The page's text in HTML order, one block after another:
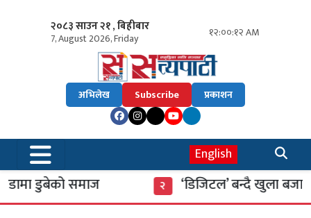
२०८३ साउन २१ , बिहीबार
7, August 2026, Friday १२:००:१२ AM
अभिलेख Subscribe प्रकाशन
English
डुबेको समाज ‘डिजिटल’ बन्दै खुला बजार